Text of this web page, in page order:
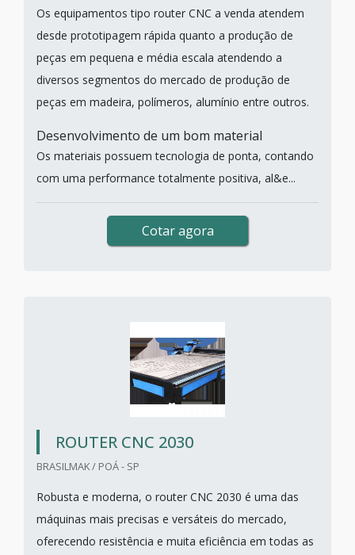
Os equipamentos tipo router CNC a venda atendem
desde prototipagem rápida quanto a produção de
peças em pequena e média escala atendendo a
diversos segmentos do mercado de produção de
peças em madeira, polímeros, alumínio entre outros.
Desenvolvimento de um bom material
Os materiais possuem tecnologia de ponta, contando
com uma performance totalmente positiva, al&e...
Cotar agora
ROUTER CNC 2030
BRASILMAK / POÁ - SP
Robusta e moderna, o router CNC 2030 é uma das
máquinas mais precisas e versáteis do mercado,
oferecendo resistência e muita eficiência em todas as